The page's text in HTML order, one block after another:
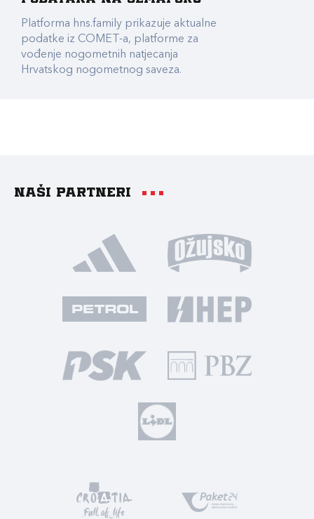
Platforma hns.family prikazuje aktualne
podatke iz COMET-a, platforme za
vođenje nogometnih natjecanja
Hrvatskog nogometnog saveza.
Naši partneri